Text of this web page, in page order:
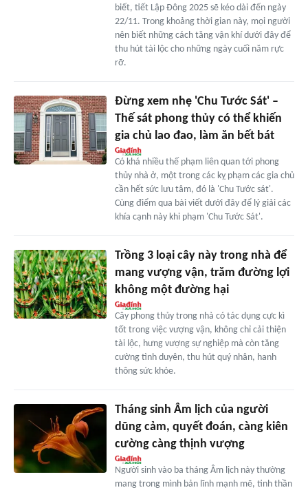
biết, tiết Lập Đông 2025 sẽ kéo dài đến ngày
22/11. Trong khoảng thời gian này, mọi người
nên biết những cách tăng vận khí dưới đây để
thu hút tài lộc cho những ngày cuối năm rực
rỡ.
Đừng xem nhẹ 'Chu Tước Sát' –
Thế sát phong thủy có thể khiến
gia chủ lao đao, làm ăn bết bát
Có khá nhiều thế phạm liên quan tới phong
thủy nhà ở, một trong các kỵ phạm các gia chủ
cần hết sức lưu tâm, đó là 'Chu Tước sát'.
Cùng điểm qua bài viết dưới đây để lý giải các
khía cạnh này khi phạm 'Chu Tước Sát'.
Trồng 3 loại cây này trong nhà để
mang vượng vận, trăm đường lợi
không một đường hại
Cây phong thủy trong nhà có tác dụng cực kì
tốt trong việc vượng vận, không chỉ cải thiện
tài lộc, hưng vượng sự nghiệp mà còn tăng
cường tình duyên, thu hút quý nhân, hanh
thông sức khỏe.
Tháng sinh Âm lịch của người
dũng cảm, quyết đoán, càng kiên
cường càng thịnh vượng
Người sinh vào ba tháng Âm lịch này thường
mang trong mình bản lĩnh mạnh mẽ, tinh thần